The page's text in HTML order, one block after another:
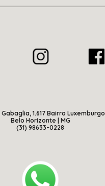
Gabaglia, 1.617 Bairro Luxemburgo
Belo Horizonte | MG
(31) 98633-0228